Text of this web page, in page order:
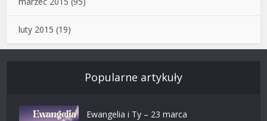
luty 2015 (19)
Popularne artykuły
Ewangelia i Ty – 23 marca